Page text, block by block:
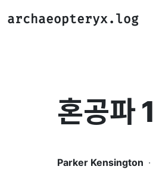
archaeopteryx.log
혼공파
Parker Kensington ·